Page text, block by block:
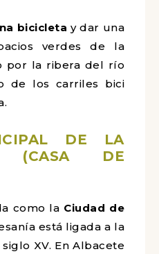
bicicleta y dar una
verdes de la
por la ribera del río
de los carriles bici
DE LA
(CASA DE
como la Ciudad de
está ligada a la
XV. En Albacete